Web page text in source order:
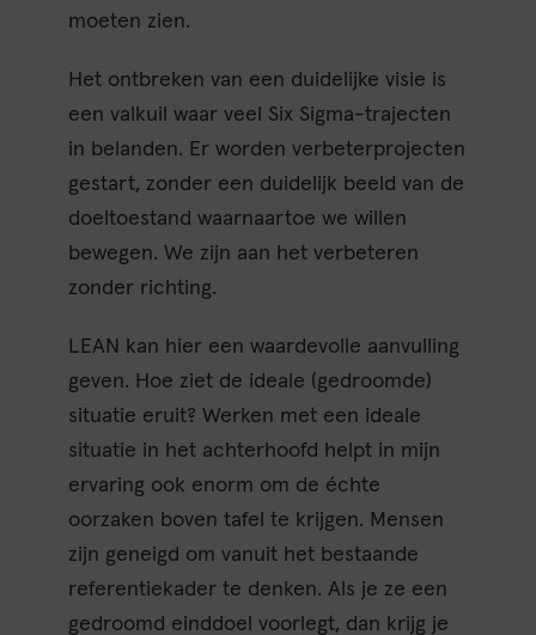
moeten zien.
Het ontbreken van een duidelijke visie is
een valkuil waar veel Six Sigma-trajecten
in belanden. Er worden verbeterprojecten
gestart, zonder een duidelijk beeld van de
doeltoestand waarnaartoe we willen
bewegen. We zijn aan het verbeteren
zonder richting.
LEAN kan hier een waardevolle aanvulling
geven. Hoe ziet de ideale (gedroomde)
situatie eruit? Werken met een ideale
situatie in het achterhoofd helpt in mijn
ervaring ook enorm om de échte
oorzaken boven tafel te krijgen. Mensen
zijn geneigd om vanuit het bestaande
referentiekader te denken. Als je ze een
gedroomd einddoel voorlegt, dan krijg je